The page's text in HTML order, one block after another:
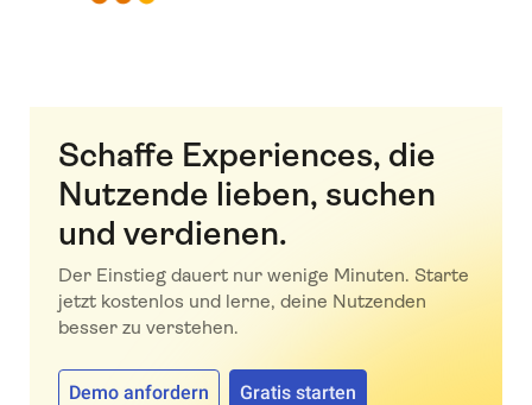
Schaffe Experiences, die
Nutzende lieben, suchen
und verdienen.
Der Einstieg dauert nur wenige Minuten. Starte
jetzt kostenlos und lerne, deine Nutzenden
besser zu verstehen.
Demo anfordern Gratis starten